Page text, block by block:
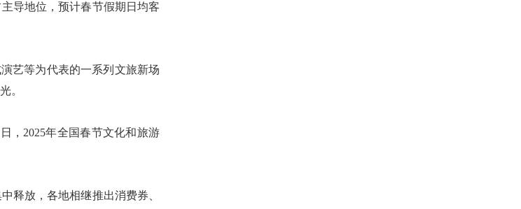
导地位，预计春节假期日均客
艺等为代表的一系列文旅新场
。
2025年全国春节文化和旅游
放，各地相继推出消费券、